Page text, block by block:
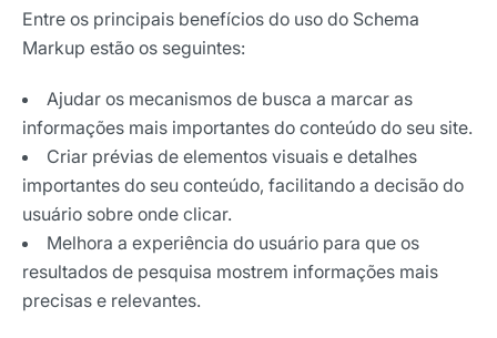
Entre os principais benefícios do uso do Schema
Markup estão os seguintes:
Ajudar os mecanismos de busca a marcar as
informações mais importantes do conteúdo do seu site.
Criar prévias de elementos visuais e detalhes
importantes do seu conteúdo, facilitando a decisão do
usuário sobre onde clicar.
Melhora a experiência do usuário para que os
resultados de pesquisa mostrem informações mais
precisas e relevantes.